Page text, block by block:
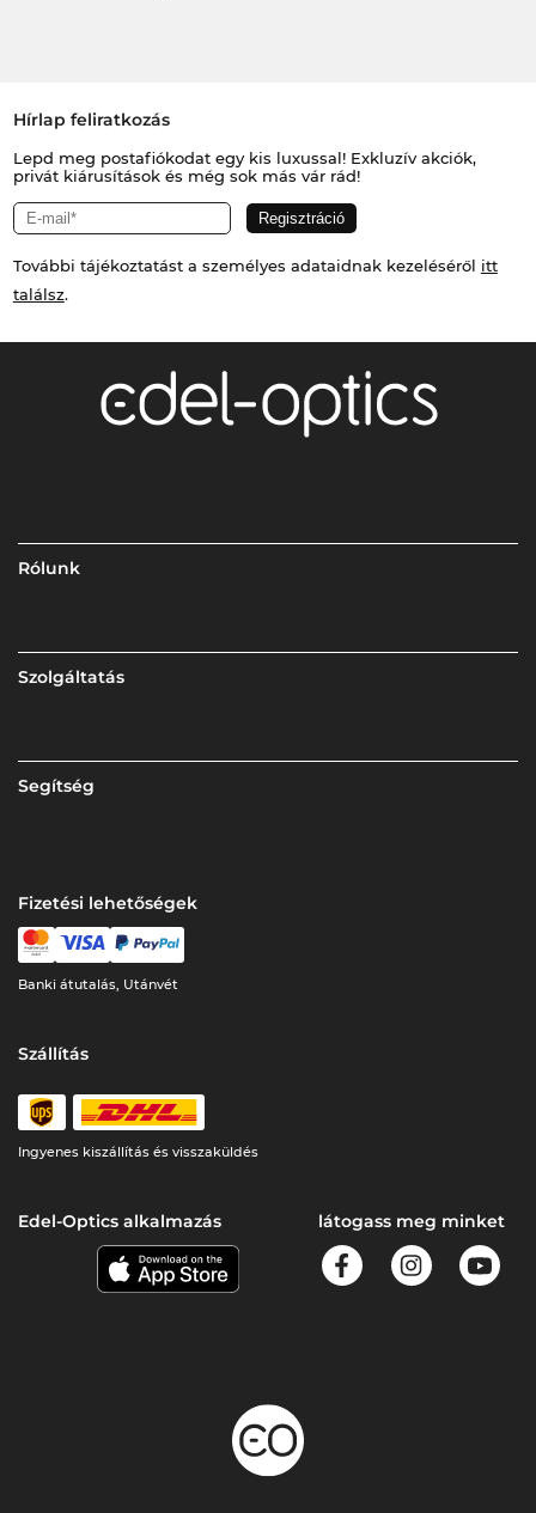
Hírlap feliratkozás
Lepd meg postafiókodat egy kis luxussal! Exkluzív akciók,
privát kiárusítások és még sok más vár rád!
További tájékoztatást a személyes adataidnak kezeléséről itt
találsz.
Rólunk
Szolgáltatás
Segítség
Fizetési lehetőségek
Banki átutalás, Utánvét
Szállítás
Ingyenes kiszállítás és visszaküldés
Edel-Optics alkalmazás látogass meg minket